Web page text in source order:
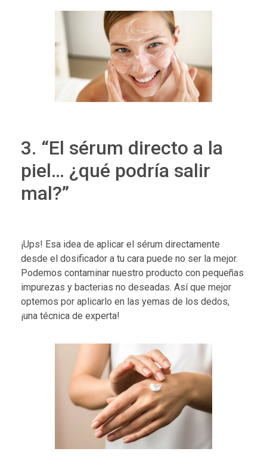
3. “El sérum directo a la
piel… ¿qué podría salir
mal?”
¡Ups! Esa idea de aplicar el sérum directamente
desde el dosificador a tu cara puede no ser la mejor.
Podemos contaminar nuestro producto con pequeñas
impurezas y bacterias no deseadas. Así que mejor
optemos por aplicarlo en las yemas de los dedos,
¡una técnica de experta!